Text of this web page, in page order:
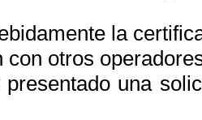
la
con otros
presentado una